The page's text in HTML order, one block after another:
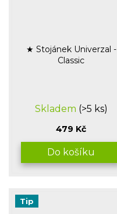
★ Stojánek Univerzal -
Classic
hodnocení
je
5,0
z
5
Skladem (>5 ks)
479 Kč
Do košíku
Tip